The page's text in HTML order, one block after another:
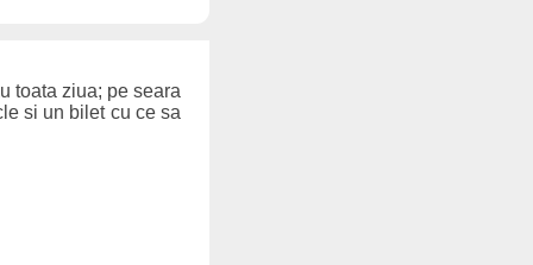
toata ziua; pe seara
si un bilet cu ce sa